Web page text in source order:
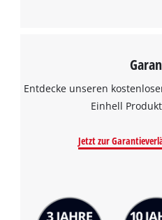
Entdecke unseren
Einhell
Jetzt zur